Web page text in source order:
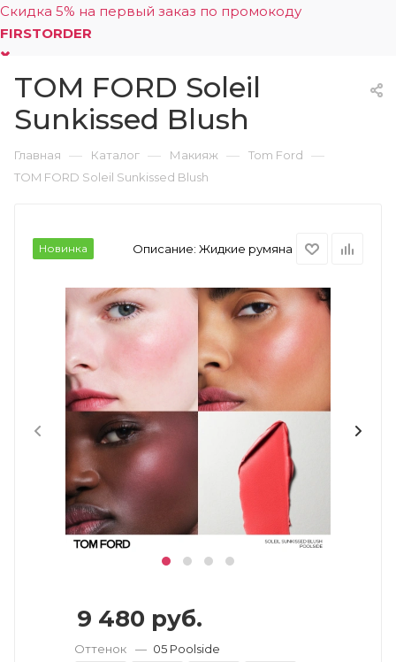
Скидка 5% на первый заказ по промокоду
FIRSTORDER
0
TOM FORD Soleil
Sunkissed Blush
Главная — Каталог — Макияж — Tom Ford —
TOM FORD Soleil Sunkissed Blush
Новинка Описание: Жидкие румяна
9 480 руб.
Оттенок — 05 Poolside